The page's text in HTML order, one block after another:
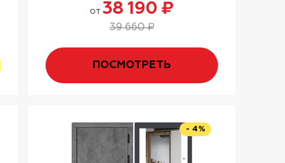
от 38 190 ₽
39 660 ₽
ПОСМОТРЕТЬ
- 4%